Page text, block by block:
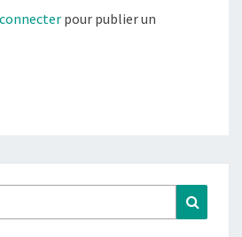
pour publier un